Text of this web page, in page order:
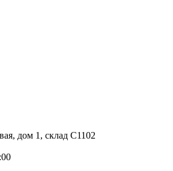
дом 1, склад С1102